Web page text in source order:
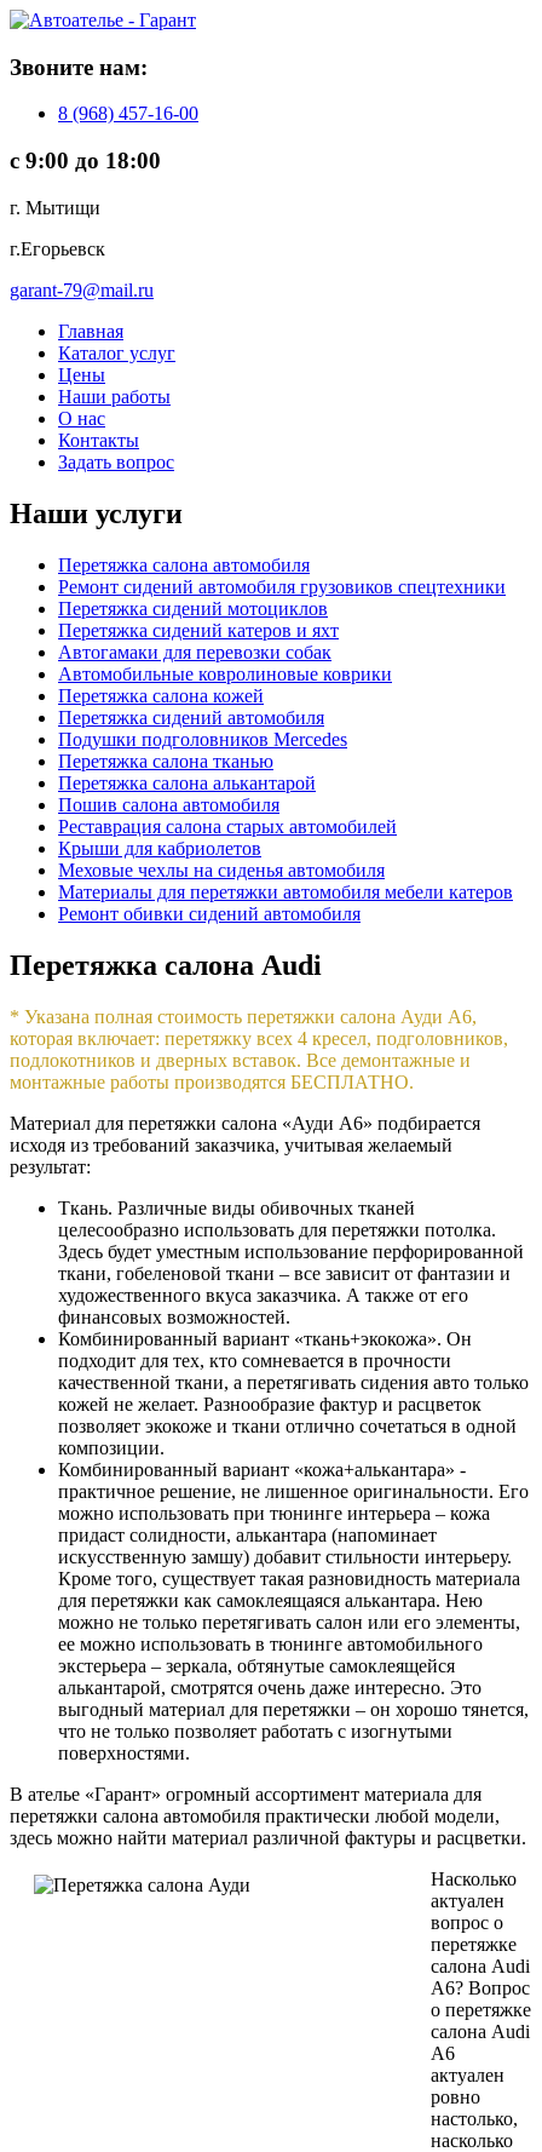
Звoнитe нaм:
8 (968) 457-16-00
с 9:00 до 18:00
г. Мытищи
г.Егорьевск
garant-79@mail.ru
Главная
Каталог услуг
Цены
Наши работы
О нас
Контакты
Задать вопрос
Наши услуги
Перетяжка салона автомобиля
Рeмoнт сидений автомобиля грузовиков спецтехники
Перетяжка сидений мотоциклов
Пepeтяжкa сидений кaтeров и яхт
Автогамаки для перевозки собак
Автомобильные ковролиновые коврики
Перетяжка салона кожей
Пepeтяжкa cидeний автомобиля
Подушки подголовников Mercedes
Перетяжка салона тканью
Перетяжка салона алькантарой
Пошив салона автомобиля
Реставрация салона старых автомобилей
Крыши для кабриолетов
Меховые чехлы на сиденья автомобиля
Материалы для перетяжки автомобиля мебели катеров
Рeмoнт обивки сидений автомобиля
Перетяжка салона Audi
* Указана полная стоимость перетяжки салона Ауди А6,
которая включает: перетяжку всех 4 кресел, подголовников,
подлокотников и дверных вставок. Все демонтажные и
монтажные работы производятся БЕСПЛАТНО.
Материал для перетяжки салона «Ауди А6» подбирается
исходя из требований заказчика, учитывая желаемый
результат:
Ткань. Различные виды обивочных тканей
целесообразно использовать для перетяжки потолка.
Здесь будет уместным использование перфорированной
ткани, гобеленовой ткани – все зависит от фантазии и
художественного вкуса заказчика. А также от его
финансовых возможностей.
Комбинированный вариант «ткань+экокожа». Он
подходит для тех, кто сомневается в прочности
качественной ткани, а перетягивать сидения авто только
кожей не желает. Разнообразие фактур и расцветок
позволяет экокоже и ткани отлично сочетаться в одной
композиции.
Комбинированный вариант «кожа+алькантара» -
практичное решение, не лишенное оригинальности. Его
можно использовать при тюнинге интерьера – кожа
придаст солидности, алькантара (напоминает
искусственную замшу) добавит стильности интерьеру.
Кроме того, существует такая разновидность материала
для перетяжки как самоклеящаяся алькантара. Нею
можно не только перетягивать салон или его элементы,
ее можно использовать в тюнинге автомобильного
экстерьера – зеркала, обтянутые самоклеящейся
алькантарой, смотрятся очень даже интересно. Это
выгодный материал для перетяжки – он хорошо тянется,
что не только позволяет работать с изогнутыми
поверхностями.
В ателье «Гарант» огромный ассортимент материала для
перетяжки салона автомобиля практически любой модели,
здесь можно найти материал различной фактуры и расцветки.
Насколько
актуален
вопрос о
перетяжке
салона Audi
A6? Вопрос
о перетяжке
салона Audi
A6
актуален
ровно
настолько,
насколько